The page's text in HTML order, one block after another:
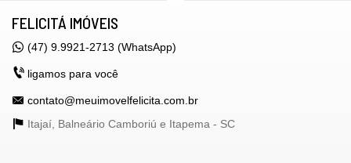
FELICITÁ IMÓVEIS
(47) 9.9921-2713 (WhatsApp)
ligamos para você
contato@meuimovelfelicita.com.br
Itajaí, Balneário Camboriú e Itapema - SC